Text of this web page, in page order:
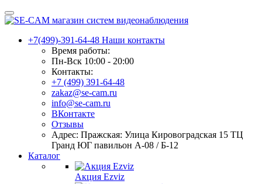
+7(499)-391-64-48 Наши контакты
Время работы:
Пн-Вск 10:00 - 20:00
Контакты:
+7 (499) 391-64-48
zakaz@se-cam.ru
info@se-cam.ru
ВКонтакте
Отзывы
Адрес: Пражская: Улица Кировоградская 15 ТЦ
Гранд ЮГ павильон А-08 / Б-12
Каталог
Акция Ezviz